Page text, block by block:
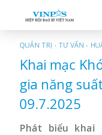
QUẢN TRỊ - TƯ VẤN -
Khai mạc
gia năng
09.7.2025
Phát biểu khai